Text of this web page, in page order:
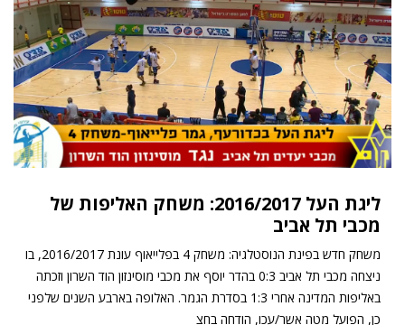
ליגת העל 2016/2017: משחק האליפות של
מכבי תל אביב
משחק חדש בפינת הנוסטלגיה: משחק 4 בפלייאוף עונת 2016/2017, בו
ניצחה מכבי תל אביב 0:3 בהדר יוסף את מכבי מוסינזון הוד השרון וזכתה
באליפות המדינה אחרי 1:3 בסדרת הגמר. האלופה בארבע השנים שלפני
כן, הפועל מטה אשר/עכו, הודחה בחצ